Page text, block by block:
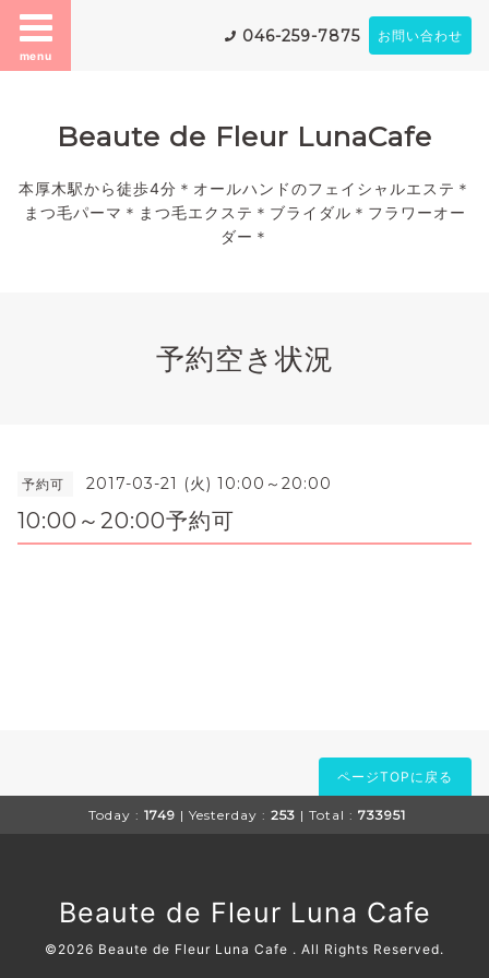
menu
046-259-7875 お問い合わせ
Beaute de Fleur LunaCafe
本厚木駅から徒歩4分＊オールハンドのフェイシャルエステ＊
まつ毛パーマ＊まつ毛エクステ＊ブライダル＊フラワーオー
ダー＊
予約空き状況
予約可 2017-03-21 (火) 10:00～20:00
10:00～20:00予約可
ページTOPに戻る
Today : 1749 | Yesterday : 253 | Total : 733951
Beaute de Fleur Luna Cafe
©2026 Beaute de Fleur Luna Cafe . All Rights Reserved.